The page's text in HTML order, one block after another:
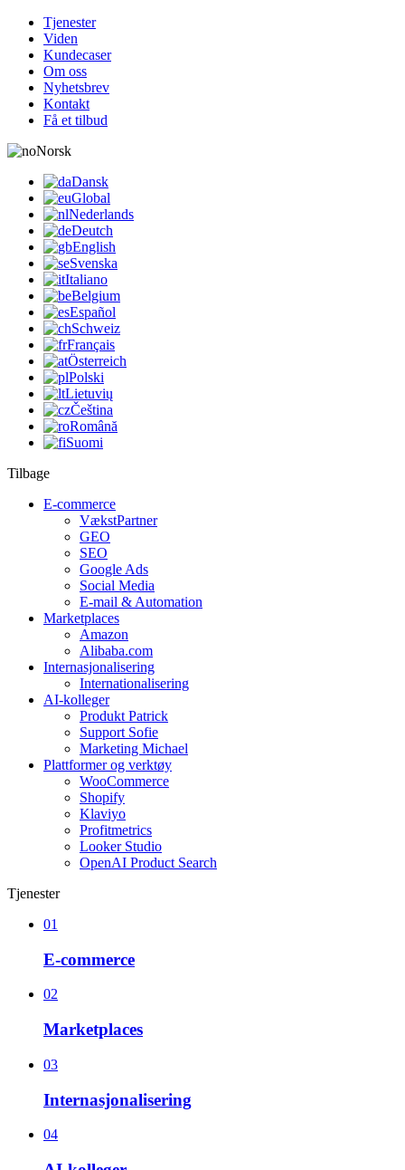
Tjenester
Viden
Kundecaser
Om oss
Nyhetsbrev
Kontakt
Få et tilbud
Norsk
Dansk
Global
Nederlands
Deutch
English
Svenska
Italiano
Belgium
Español
Schweiz
Français
Österreich
Polski
Lietuvių
Čeština
Română
Suomi
Tilbage
E-commerce
VækstPartner
GEO
SEO
Google Ads
Social Media
E-mail & Automation
Marketplaces
Amazon
Alibaba.com
Internasjonalisering
Internationalisering
AI-kolleger
Produkt Patrick
Support Sofie
Marketing Michael
Plattformer og verktøy
WooCommerce
Shopify
Klaviyo
Profitmetrics
Looker Studio
OpenAI Product Search
Tjenester
01
E-commerce
02
Marketplaces
03
Internasjonalisering
04